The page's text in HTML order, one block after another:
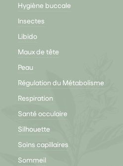
Hygiène buccale
Insectes
Libido
Maux de tête
Peau
Régulation du Métabolisme
Respiration
Santé occulaire
Silhouette
Soins capillaires
Sommeil